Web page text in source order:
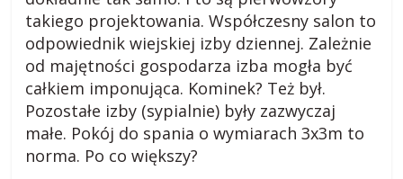
takiego projektowania. Współczesny salon to
odpowiednik wiejskiej izby dziennej. Zależnie
od majętności gospodarza izba mogła być
całkiem imponująca. Kominek? Też był.
Pozostałe izby (sypialnie) były zazwyczaj
małe. Pokój do spania o wymiarach 3x3m to
norma. Po co większy?